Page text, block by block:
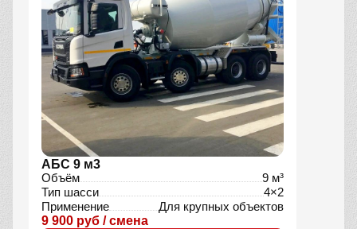
АБС 9 м3
Объём
9 м³
Тип шасси
4×2
Применение
Для крупных объектов
9 900 руб / смена